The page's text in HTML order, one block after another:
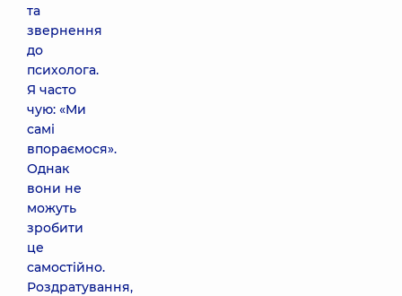
та
звернення
до
психолога.
Я часто
чую: «Ми
самі
впораємося».
Однак
вони не
можуть
зробити
це
самостійно.
Роздратування,